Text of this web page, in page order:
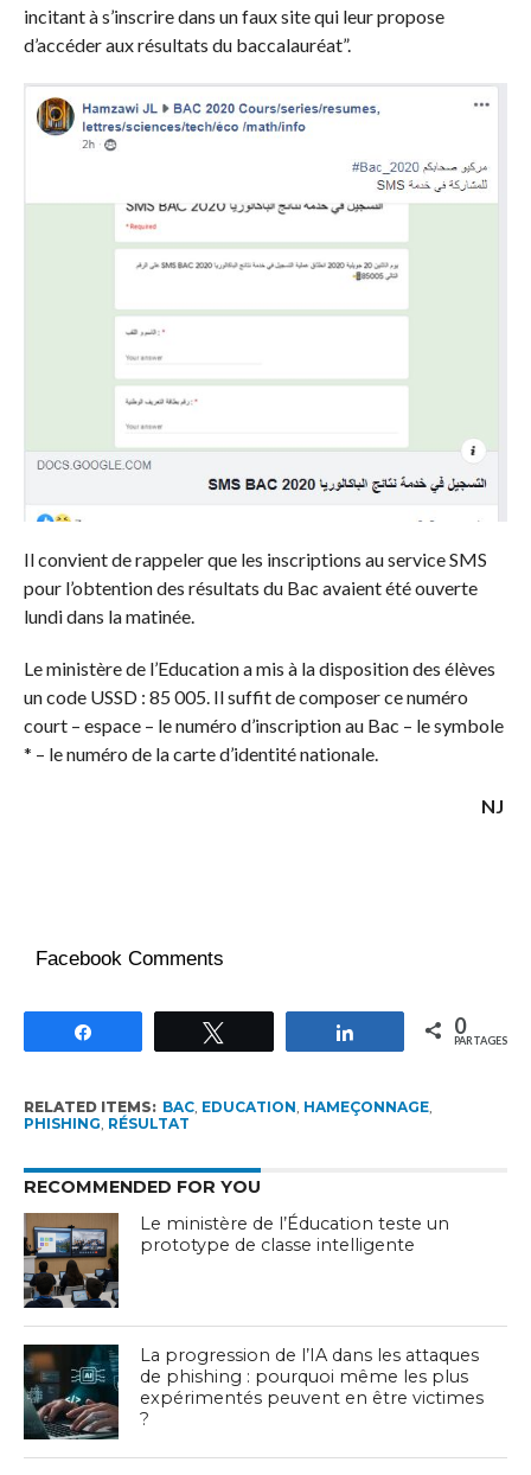
incitant à s’inscrire dans un faux site qui leur propose
d’accéder auxrésultats du baccalauréat”.
Il convient de rappeler que les inscriptions au service SMS
pour l’obtention des résultats du Bac avaient été ouverte
lundi dans la matinée.
Le ministère de l’Education a mis à la disposition des élèves
un code USSD : 85 005. Il suffit de composer ce numéro
court – espace – le numéro d’inscription au Bac – le symbole
* – le numéro de la carte d’identité nationale.
NJ
Facebook Comments
Partagez 0
PARTAGES
RELATED ITEMS: BAC, EDUCATION HAMEÇONNAGE,
PHISHING RÉSULTAT
RECOMMENDED FOR YOU
Le ministère de l’Éducation teste un
prototype de classe intelligente
La progression de l’IA dans les attaques
de phishing : pourquoi même les plus
expérimentés peuvent en être victimes
?